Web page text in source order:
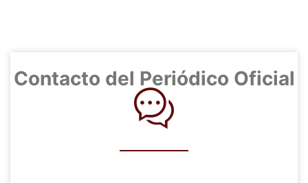
Contacto del Periódico Oficial